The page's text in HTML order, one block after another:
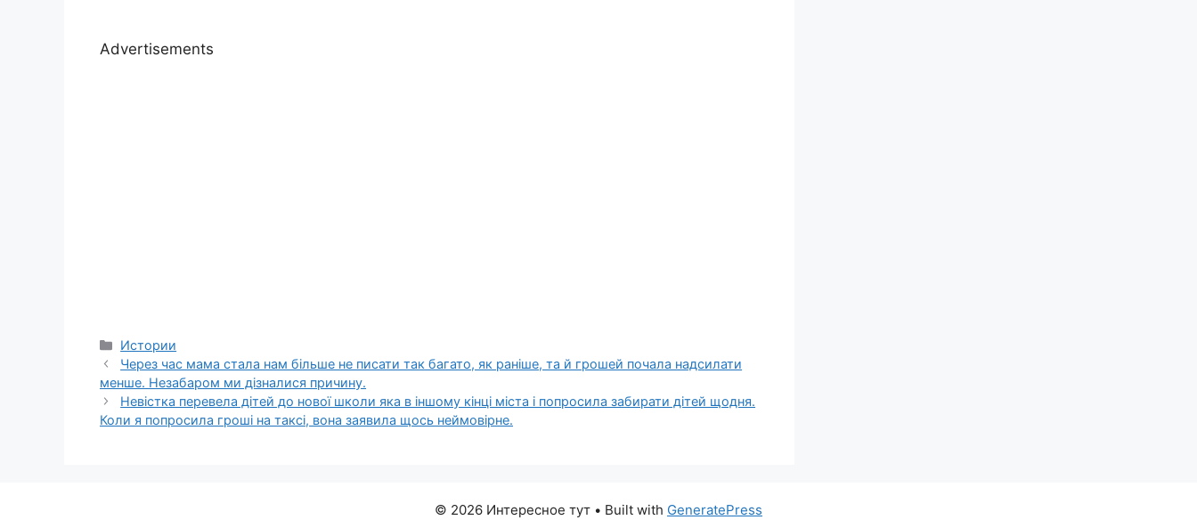
Advertisements
Categories
Истории
Через час мама стала нам більше не писати так багато, як раніше, та й грошей почала надсилати
менше. Незабаром ми дізналися причину.
Невістка перевела дітей до нової школи яка в іншому кінці міста і попросила забирати дітей щодня.
Коли я попросила гроші на таксі, вона заявила щось неймовірне.
© 2026 Интересное тут • Built with GeneratePress